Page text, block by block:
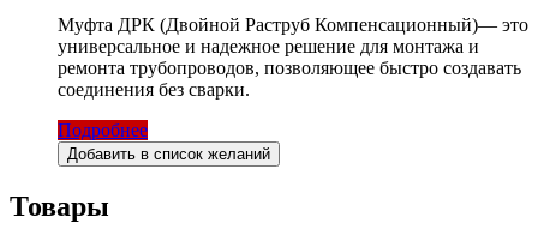
Муфта ДРК (Двойной Раструб Компенсационный)— это
универсальное и надежное решение для монтажа и
ремонта трубопроводов, позволяющее быстро создавать
соединения без сварки.
Подробнее
Добавить в список желаний
Товары